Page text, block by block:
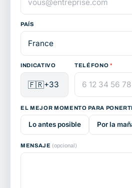
PAÍS
INDICATIVO
🇫🇷+33
TELÉFONO *
EL MEJOR MOMENTO PARA
Lo antes posible Por la
MENSAJE (opcional)